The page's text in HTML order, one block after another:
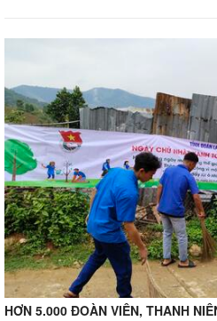
HƠN 5.000 ĐOÀN VIÊN, THANH